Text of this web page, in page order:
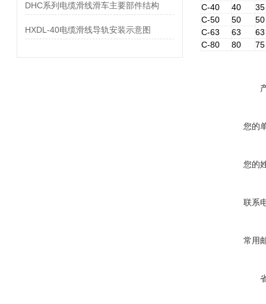
DHC系列电缆滑线滑车主要部件结构
HXDL-40电缆滑线导轨安装示意图
C-40
40
35
C-50
50
50
C-63
63
63
C-80
80 75
您的
您的
联系
常用